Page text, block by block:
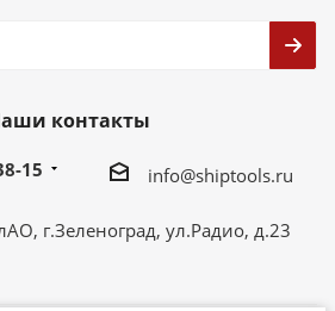
контакты
15 info@shiptools.ru
г.Зеленоград, ул.Радио, д.23